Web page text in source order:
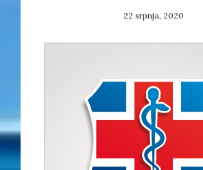
22 srpnja, 2020